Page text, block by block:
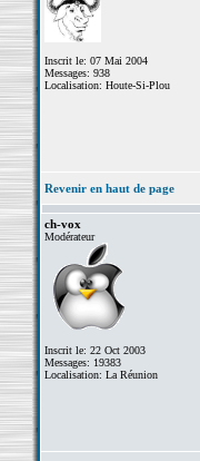
Inscrit le: 07 Mai 2004
Messages: 938
Localisation: Houte-Si-Plou
Revenir en haut de page
ch-vox
Modérateur
Inscrit le: 22 Oct 2003
Messages: 19383
Localisation: La Réunion